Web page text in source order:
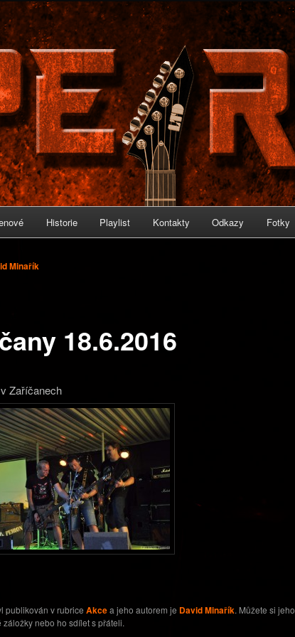
Historie Playlist Kontakty Odkazy Fotky
18.6.2016
Minařík
Zaříčanech
publikován v rubrice Akcea jeho autorem je David Minařík. Můžete si jeho
nebo ho sdílet s přáteli.